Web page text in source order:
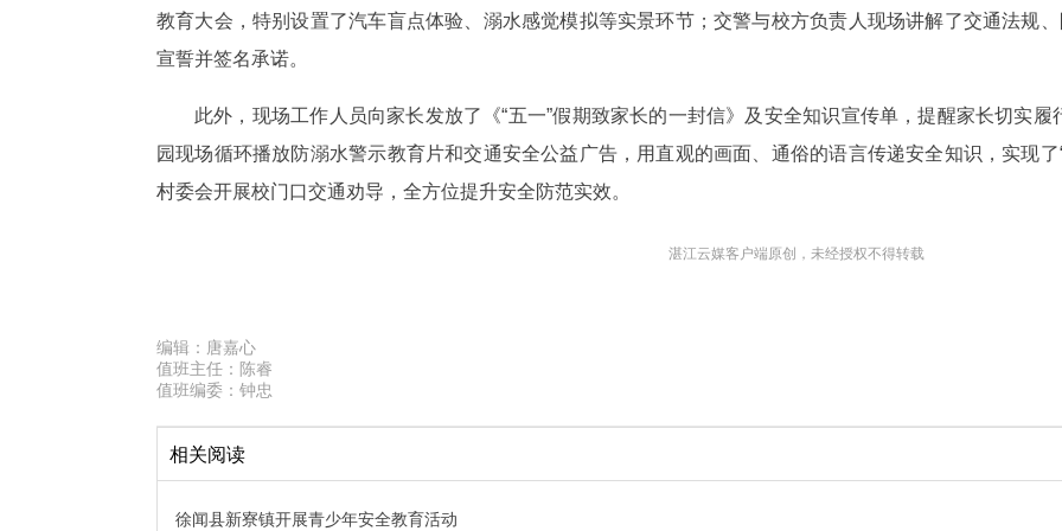
教育大会，特别设置了汽车盲点体验、溺水感觉模拟等实景环节；交警与校方负责人现场讲解了交通法规
宣誓并签名承诺。
此外，现场工作人员向家长发放了《“五一”假期致家长的一封信》及安全知识宣传单，提醒家长切实
园现场循环播放防溺水警示教育片和交通安全公益广告，用直观的画面、通俗的语言传递安全知识，实现
村委会开展校门口交通劝导，全方位提升安全防范实效。
湛江云媒客户端原创，未经授权不得转载
编辑： 唐嘉心
值班主任： 陈睿
值班编委： 钟忠
相关阅读
徐闻县新寮镇开展青少年安全教育活动